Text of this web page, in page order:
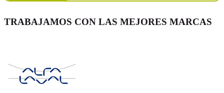
TRABAJAMOS CON LAS MEJORES MARCAS